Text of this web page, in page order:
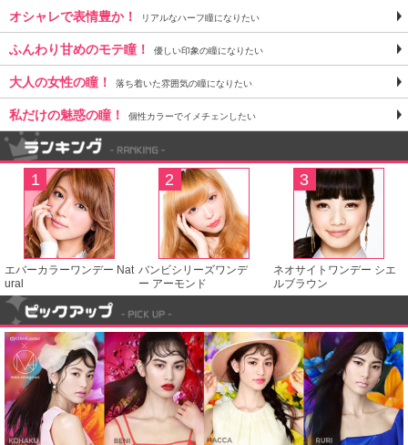
オシャレで表情豊か！ リアルなハーフ瞳になりたい
ふんわり甘めのモテ瞳！ 優しい印象の瞳になりたい
大人の女性の瞳！ 落ち着いた雰囲気の瞳になりたい
私だけの魅惑の瞳！ 個性カラーでイメチェンしたい
1
エバーカラーワンデー Nat
ural
2
バンビシリーズワンデ
ー アーモンド
3
ネオサイトワンデー シエ
ルブラウン